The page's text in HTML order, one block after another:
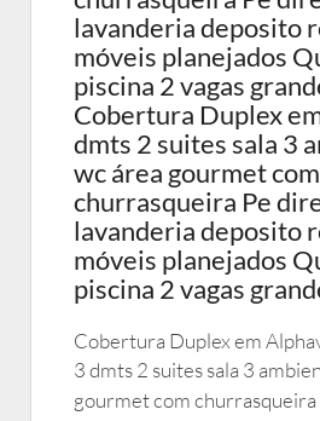
lavanderia deposito
móveis planejados
piscina 2 vagas
Cobertura Duplex
dmts 2 suites sala 3
wc área gourmet com
churrasqueira Pe
lavanderia deposito
móveis planejados
piscina 2 vagas
Cobertura Duplex em
3 dmts 2 suites sala 3
gourmet com churrasqueira